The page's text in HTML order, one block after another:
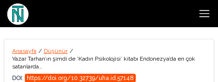
Anasayfa / Düşünür /
Yazar Tarhan’ın şimdi de ‘Kadın Psikolojisi’ kitabı Endonezya’da en çok
satanlarda…
DOI:
https://doi.org/10.32739/uha.id.57148